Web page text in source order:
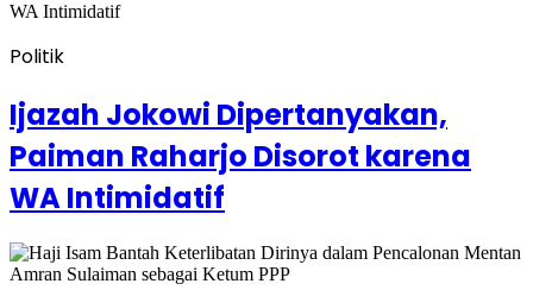
Politik
Ijazah Jokowi Dipertanyakan,
Paiman Raharjo Disorot karena
WA Intimidatif